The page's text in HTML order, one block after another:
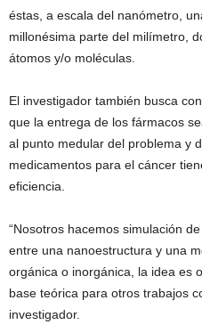
éstas, a escala del nanómetro,
millonésima parte del milímetro,
átomos y/o moléculas.
El investigador también busca
que la entrega de los fármacos
al punto medular del problema y
medicamentos para el cáncer
eficiencia.
“Nosotros hacemos simulación
entre una nanoestructura y una
orgánica o inorgánica, la idea es
base teórica para otros trabajos
investigador.